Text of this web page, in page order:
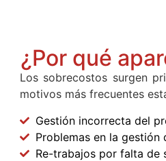
¿Por qué
Los sobrecostos surgen
motivos más frecuentes
Gestión incorrecta del
Problemas en la gestión
Re-trabajos por falta de